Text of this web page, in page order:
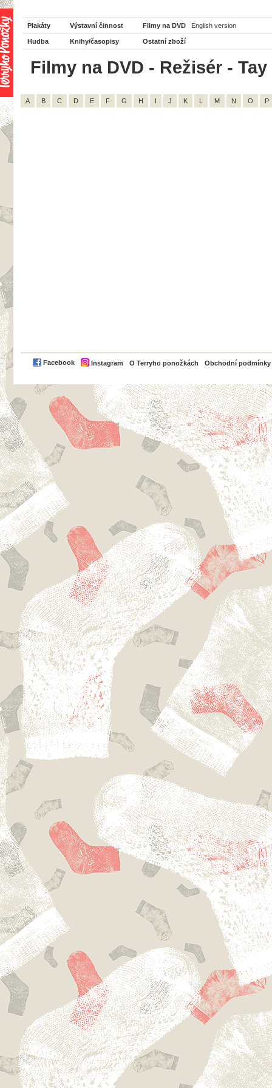
Plakáty Výstavní činnost Filmy na DVD English version
Hudba Knihy/časopisy Ostatní zboží
Filmy na DVD - Režisér -
A B C D E F G H I J K L M N O P
Facebook Instagram O Terryho ponožkách Obchodní podmínky
PayPal